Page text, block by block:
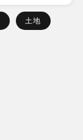
土地